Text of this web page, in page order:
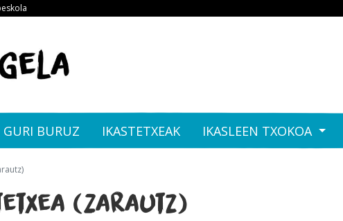
GURI BURUZ IKASTETXEAK IKASLEEN TXOKOA
(Zarautz)